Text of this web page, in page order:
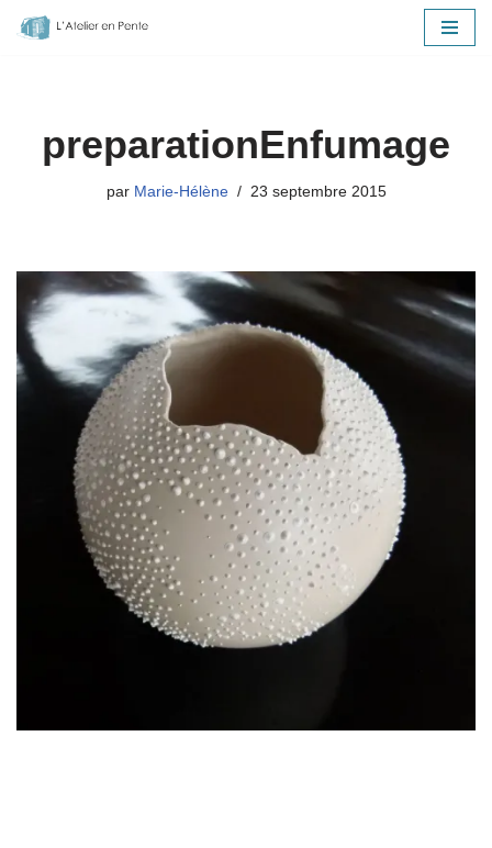
preparationEnfumage
par Marie-Hélène 23 septembre 2015